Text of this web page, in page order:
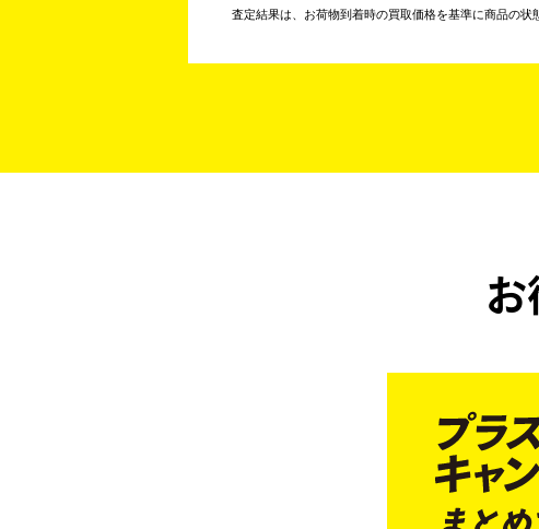
査定結果は、お荷物到着時の買取価格を基準に商品の状
お